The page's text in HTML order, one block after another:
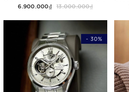
6.900.000₫ 13.000.000₫
- 30%